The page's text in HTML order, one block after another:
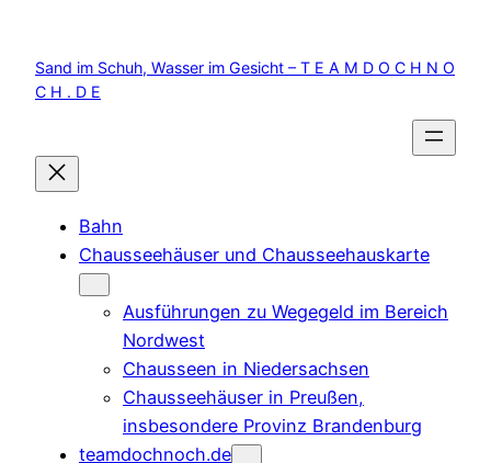
springen
Sand im Schuh, Wasser im Gesicht – T E A M D O C H N O
C H . D E
Bahn
Chausseehäuser und Chausseehauskarte
Ausführungen zu Wegegeld im Bereich
Nordwest
Chausseen in Niedersachsen
Chausseehäuser in Preußen,
insbesondere Provinz Brandenburg
teamdochnoch.de